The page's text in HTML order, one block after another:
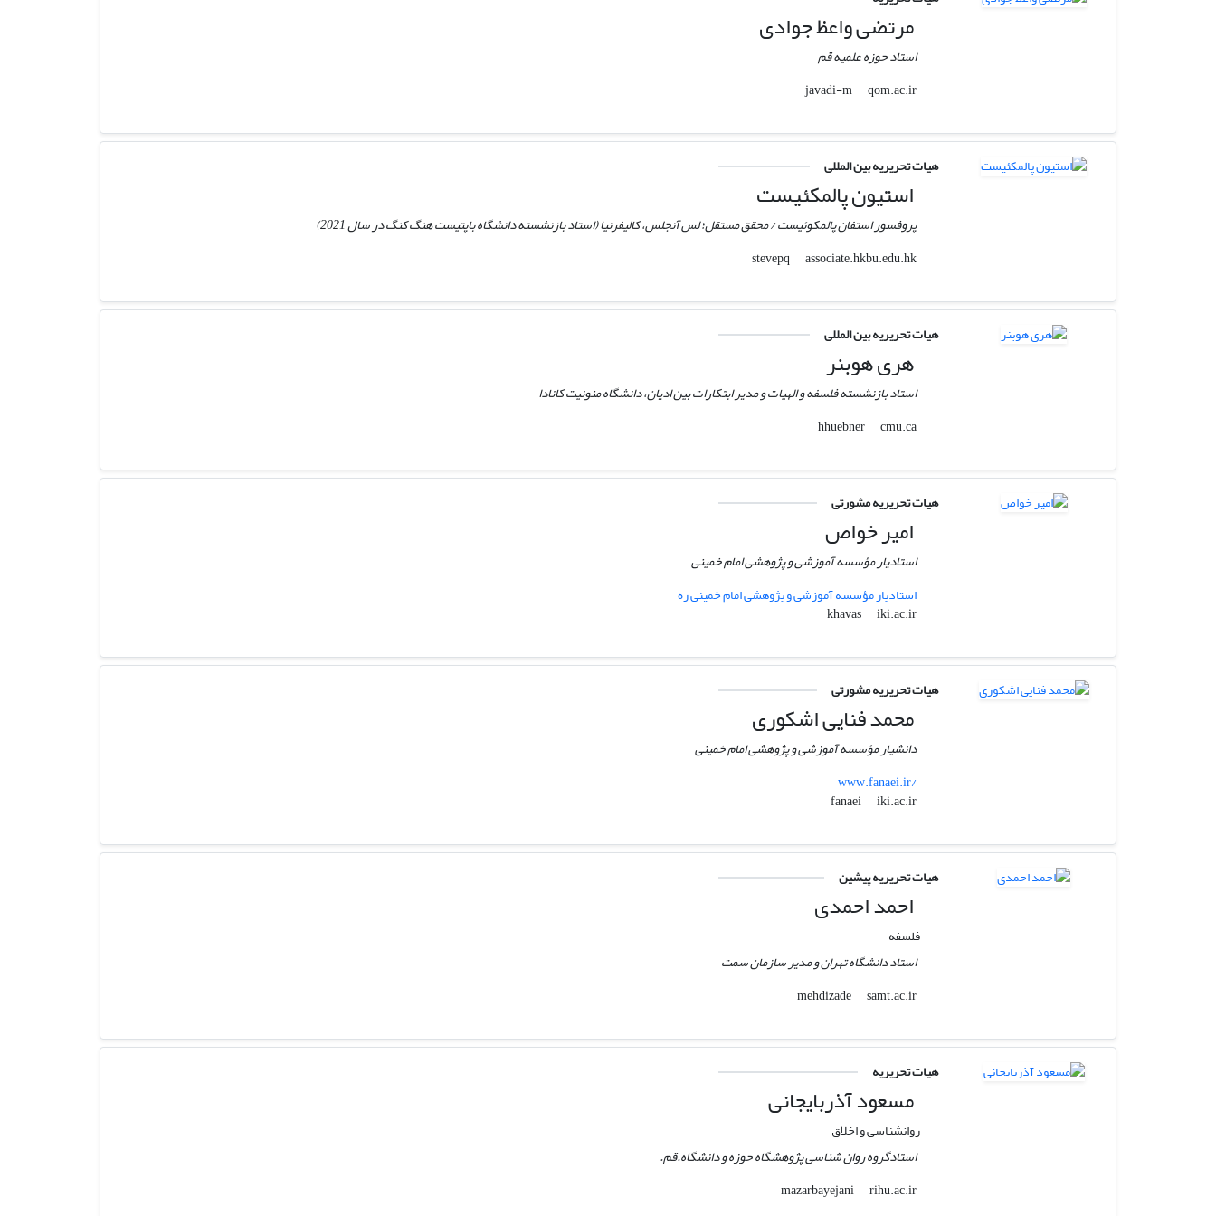
مرتضی واعظ جوادی
استاد حوزه علمیه قم
qom.ac.ir
هیات تحریریه بین المللی
استیون پالمکئیست
پروفسور استفان پالمکوئیست / محقق مستقل؛ لس آنجلس، کالیفرنیا (استاد بازنشسته دانشگاه باپتیست هنگ کنگ در سال 2021)
associate.hkbu.edu.hk
هیات تحریریه بین المللی
هری هوبنر
استاد بازنشسته فلسفه و الهیات و مدیر ابتکارات بین ادیان، دانشگاه منونیت کانادا
cmu.ca
هیات تحریریه مشورتی
امیر خواص
استادیار مؤسسه آموزشى و پژوهشى امام خمینى
استادیار مؤسسه آموزشى و پژوهشى امام خمینى ره
iki.ac.ir
هیات تحریریه مشورتی
محمد فنایی اشکوری
دانشیار مؤسسه آموزشى و پژوهشى امام خمینى
www.fanaei.ir/
iki.ac.ir
هیات تحریریه پیشین
احمد احمدی
فلسفه
استاد دانشگاه تهران و مدیر سازمان سمت
samt.ac.ir
هیات تحریریه
مسعود آذربایجانی
روانشناسی و اخلاق
استادگروه روان شناسی پژوهشگاه حوزه و دانشگاه.قم.
rihu.ac.ir